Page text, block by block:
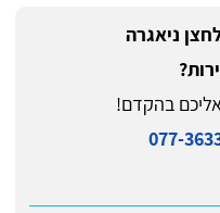
ניאגרה
אליכם בהקדם!
077-